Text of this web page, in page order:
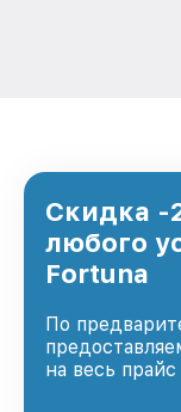
Скидка -
любого
Fortuna
По
на весь